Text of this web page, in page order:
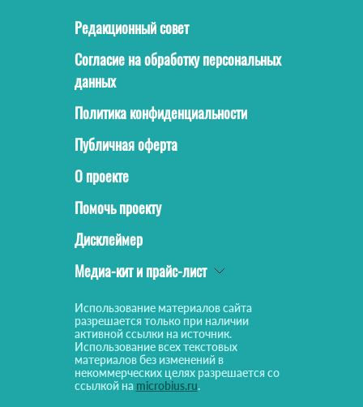
Редакционный совет
Согласие на обработку персональных
данных
Политика конфиденциальности
Публичная оферта
О проекте
Помочь проекту
Дисклеймер
Медиа-кит и прайс-лист
Использование материалов сайта
разрешается только при наличии
активной ссылки на источник.
Использование всех текстовых
материалов без изменений в
некоммерческих целях разрешается со
ссылкой на microbius.ru.